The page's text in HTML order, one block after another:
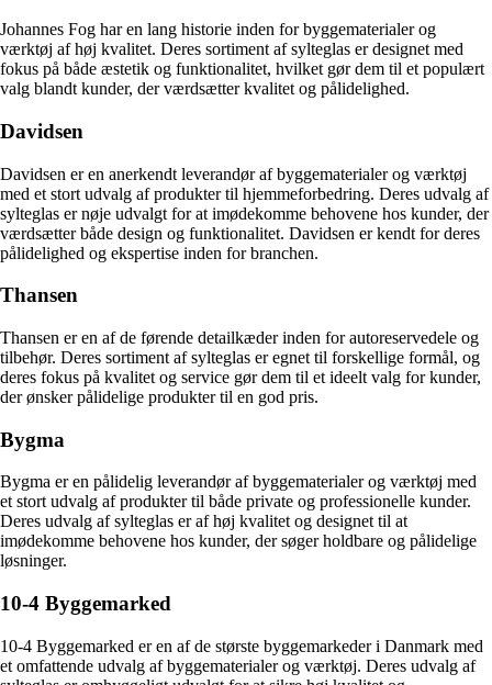
Johannes Fog har en lang historie inden for byggematerialer og
værktøj af høj kvalitet. Deres sortiment af sylteglas er designet med
fokus på både æstetik og funktionalitet, hvilket gør dem til et populært
valg blandt kunder, der værdsætter kvalitet og pålidelighed.
Davidsen
Davidsen er en anerkendt leverandør af byggematerialer og værktøj
med et stort udvalg af produkter til hjemmeforbedring. Deres udvalg af
sylteglas er nøje udvalgt for at imødekomme behovene hos kunder, der
værdsætter både design og funktionalitet. Davidsen er kendt for deres
pålidelighed og ekspertise inden for branchen.
Thansen
Thansen er en af de førende detailkæder inden for autoreservedele og
tilbehør. Deres sortiment af sylteglas er egnet til forskellige formål, og
deres fokus på kvalitet og service gør dem til et ideelt valg for kunder,
der ønsker pålidelige produkter til en god pris.
Bygma
Bygma er en pålidelig leverandør af byggematerialer og værktøj med
et stort udvalg af produkter til både private og professionelle kunder.
Deres udvalg af sylteglas er af høj kvalitet og designet til at
imødekomme behovene hos kunder, der søger holdbare og pålidelige
løsninger.
10-4 Byggemarked
10-4 Byggemarked er en af de største byggemarkeder i Danmark med
et omfattende udvalg af byggematerialer og værktøj. Deres udvalg af